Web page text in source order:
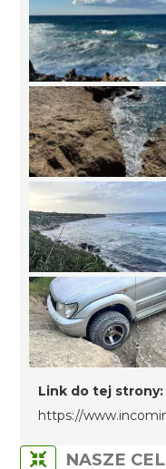
Link do tej strony:
https://
NASZE